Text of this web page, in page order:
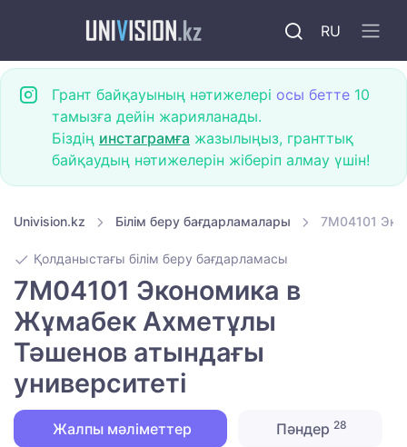
RU
Грант байқауының нәтижелері осы бетте 10
тамызға дейін жарияланады.
Біздің инстаграмға жазылыңыз, гранттық
байқаудың нәтижелерін жіберіп алмау үшін!
Univision.kz Білім беру бағдарламалары 7M04101
Қолданыстағы білім беру бағдарламасы
7M04101 Экономика в
Жұмабек Ахметұлы
Тәшенов атындағы
университеті
Жалпы мәліметтер Пәндер28